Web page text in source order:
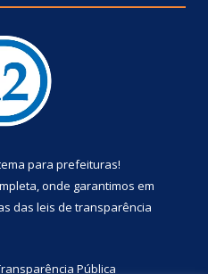
para prefeituras!
onde garantimos em
das leis de transparência
Pública